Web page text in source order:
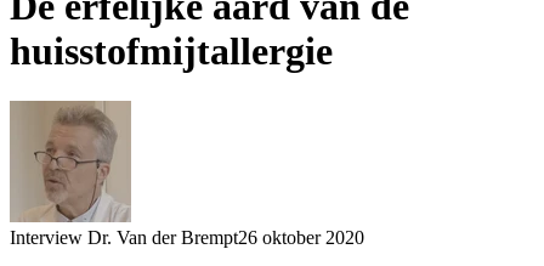
huisstofmijtallergie
Interview Dr. Van der Brempt26 oktober 2020